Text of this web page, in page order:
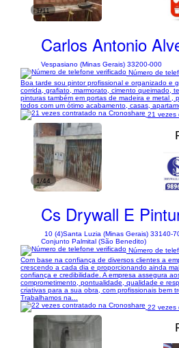
1/11
Carlos Antonio
Vespasiano (Minas Gerais) 33200-000
Número de
Boa tarde sou pintor profissional e organizado e
corrida, grafiato, marmorato, cimento queimado,
pinturas também em portas de madeira e metal ,
todos com um ótimo acabamento, casas,
21 vezes
1/44
Cs Drywall E
10 (4)Santa Luzia (Minas Gerais) 33140-
Conjunto Palmital (São Benedito)
Número de
Com base na confiança de diversos clientes a
crescendo a cada dia e proporcionando ainda
confiança e credibilidade. A empresa assegura
comprometimento, pontualidade, qualidade e
criativas para a sua obra, com profissionais bem
Trabalhamos na...
22 vezes